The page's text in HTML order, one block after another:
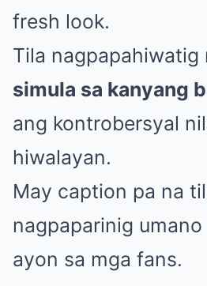
fresh look.
Tila nagpapahiwatig
simula sa kanyang
ang kontrobersyal
hiwalayan.
May caption pa na
nagpaparinig umano
ayon sa mga fans.